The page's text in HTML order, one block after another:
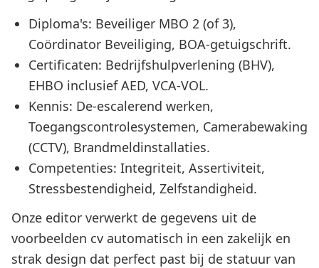
Diploma's: Beveiliger MBO 2 (of 3),
Coördinator Beveiliging, BOA-getuigschrift.
Certificaten: Bedrijfshulpverlening (BHV),
EHBO inclusief AED, VCA-VOL.
Kennis: De-escalerend werken,
Toegangscontrolesystemen, Camerabewaking
(CCTV), Brandmeldinstallaties.
Competenties: Integriteit, Assertiviteit,
Stressbestendigheid, Zelfstandigheid.
Onze editor verwerkt de gegevens uit de
voorbeelden cv automatisch in een zakelijk en
strak design dat perfect past bij de statuur van